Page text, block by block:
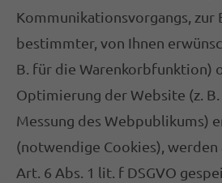
Kommunikationsvorgangs, zur
bestimmter, von Ihnen
B. für die Warenkorbfunktion)
Optimierung der Website (z.
Messung des Webpublikums)
(notwendige Cookies), werden
Art. 6 Abs. 1 lit. f DSGVO